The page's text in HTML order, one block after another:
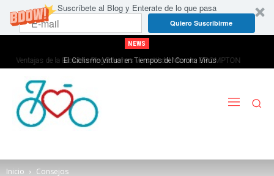
Suscríbete al Blog y Enterate de lo que pasa
Quiero Suscribirme
NEWS
El Ciclismo Virtual en Tiempos del Corona Virus
Inicio Consejos